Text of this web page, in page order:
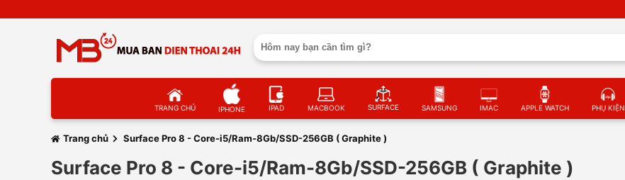
TRANG CHỦ IPHONE IPAD MACBOOK SURFACE SAMSUNG IMAC APPLE WATCH PHỤ KIỆN
Trang chủ Surface Pro 8 - Core-i5/Ram-8Gb/SSD-256GB ( Graphite )
Surface Pro 8 - Core-i5/Ram-8Gb/SSD-256GB ( Graphite )